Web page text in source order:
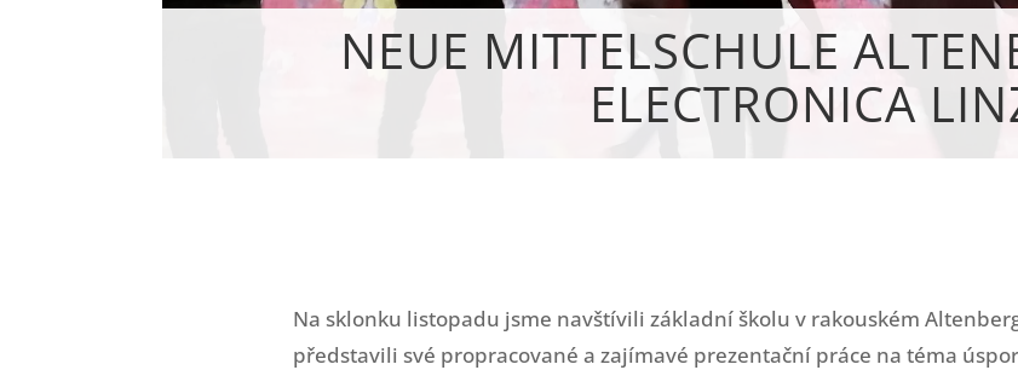
NEUE MITTELSCHULE
ELECTRONICA
Na sklonku listopadu jsme navštívili základní školu v rakouském
představili své propracované a zajímavé prezentační práce na téma